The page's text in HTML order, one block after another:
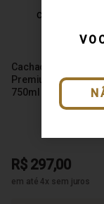
Cachaça Bylaardt
Premium Carvalho
750ml
R$ 297,00
em até 4x sem juros